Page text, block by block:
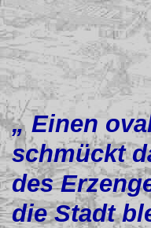
„ Einen
schmückt
des
die Stadt